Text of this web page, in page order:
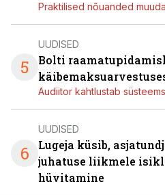
Praktilised nõuanded
5
UUDISED
Bolti
Audiitor kahtlustab
6
UUDISED
Lugeja küsib,
juhatuse liikmele
hüvitamine